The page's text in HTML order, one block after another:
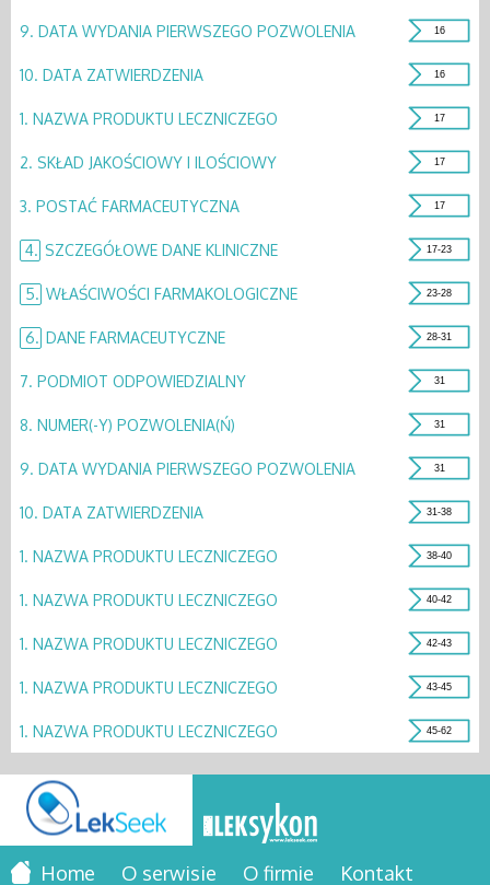
9. DATA WYDANIA PIERWSZEGO POZWOLENIA 16
10. DATA ZATWIERDZENIA 16
1. NAZWA PRODUKTU LECZNICZEGO 17
2. SKŁAD JAKOŚCIOWY I ILOŚCIOWY 17
3. POSTAĆ FARMACEUTYCZNA 17
4. SZCZEGÓŁOWE DANE KLINICZNE 17-23
5. WŁAŚCIWOŚCI FARMAKOLOGICZNE 23-28
6. DANE FARMACEUTYCZNE 28-31
7. PODMIOT ODPOWIEDZIALNY 31
8. NUMER(-Y) POZWOLENIA(Ń) 31
9. DATA WYDANIA PIERWSZEGO POZWOLENIA 31
10. DATA ZATWIERDZENIA 31-38
1. NAZWA PRODUKTU LECZNICZEGO 38-40
1. NAZWA PRODUKTU LECZNICZEGO 40-42
1. NAZWA PRODUKTU LECZNICZEGO 42-43
1. NAZWA PRODUKTU LECZNICZEGO 43-45
1. NAZWA PRODUKTU LECZNICZEGO 45-62
Home O serwisie O firmie Kontakt